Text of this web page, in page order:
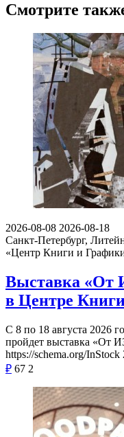
Смотрите
2026-08-08 2026-08-18
Санкт-Петербург,
«Центр Книги и
Выставка «От
в Центре
С 8 по 18 августа 2026
пройдет выставка «От
https://schema.org/InStock
₽ 67 2